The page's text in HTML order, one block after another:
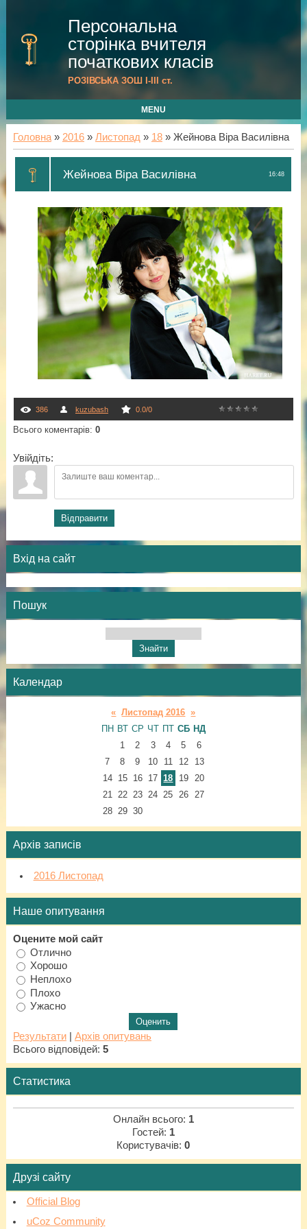
Персональна
сторінка вчителя
початкових класів
РОЗІВСЬКА ЗОШ I-III cт.
MENU
Головна» 2016 » Листопад » 18» Жейнова Віра Василівна
16:48
Жейнова Віра Василівна
386 kuzubash 0.0/0
Всього коментарів: 0
Увійдіть:
Відправити
Вхід на сайт
Пошук
Календар
« Листопад 2016 »
ПН ВТ СР ЧТ ПТ СБ НД
1
2 3 4 5
6
7
8 9 10 11 12
13
14
15 16 17 18 19
20
21
22 23 24 25 26
27
28
29 30
Архів записів
2016 Листопад
Наше опитування
Оцените мой сайт
Отлично
Хорошо
Неплохо
Плохо
Ужасно
Результати| Архів опитувань
Всього відповідей: 5
Статистика
Онлайн всього: 1
Гостей: 1
Користувачів:0
Друзі сайту
Official Blog
uCoz Community